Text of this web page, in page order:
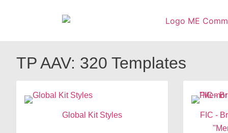
TP AAV: 320 Templates
Global Kit Styles
FIC -